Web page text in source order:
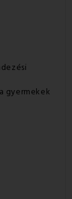
gyermekek